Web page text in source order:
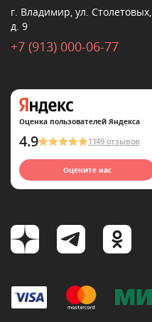
г. Владимир, ул. Столетовых,
д. 9
+7 (913) 000-06-77
Оценка пользователей Яндекса
4.9 1149 отзывов
Оцените нас